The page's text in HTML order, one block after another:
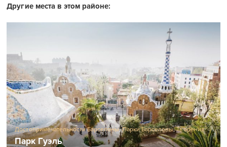
Другие места в этом районе:
Достопримечательности Барселоны,Парки Барселоны,Творения
Гауди
Парк Гуэль